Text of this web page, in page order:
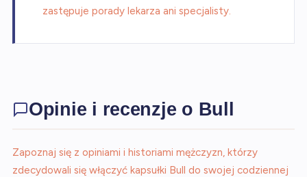
zastępuje porady lekarza ani specjalisty.
Opinie i recenzje o Bull
Zapoznaj się z opiniami i historiami mężczyzn, którzy
zdecydowali się włączyć kapsułki Bull do swojej codziennej